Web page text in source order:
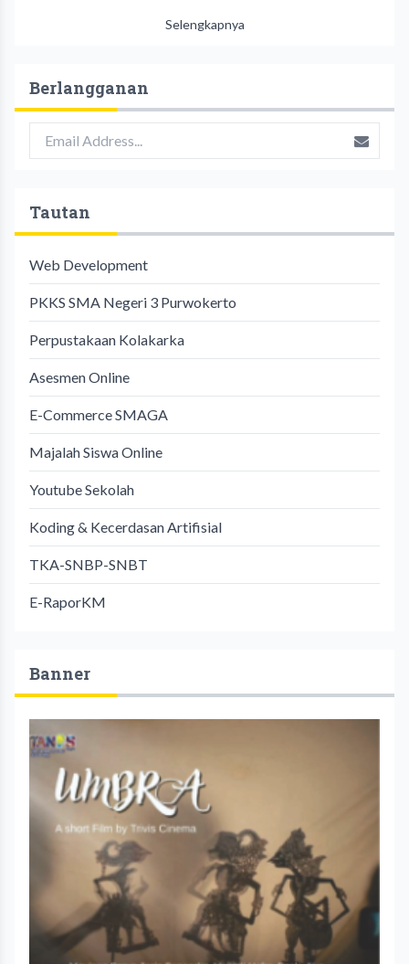
Selengkapnya
Berlangganan
Tautan
Web Development
PKKS SMA Negeri 3 Purwokerto
Perpustakaan Kolakarka
Asesmen Online
E-Commerce SMAGA
Majalah Siswa Online
Youtube Sekolah
Koding & Kecerdasan Artifisial
TKA-SNBP-SNBT
E-RaporKM
Banner